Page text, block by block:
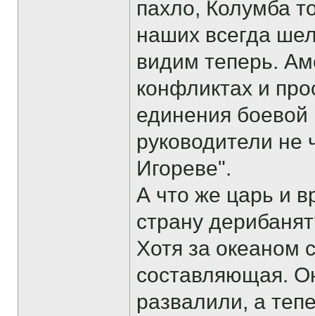
пахло, Колумба
наших всегда
видим теперь.
конфликтах и
единения
руководители не
Игореве".
А что же царь и
страну
Хотя за океаном
составляющая.
развалили, а